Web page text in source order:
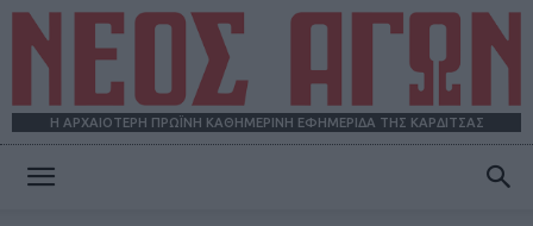
Η ΑΡΧΑΙΟΤΕΡΗ ΠΡΩΪΝΗ ΚΑΘΗΜΕΡΙΝΗ ΕΦΗΜΕΡΙΔΑ ΤΗΣ ΚΑΡΔΙΤΣΑΣ